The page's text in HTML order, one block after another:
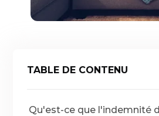
TABLE DE CONTENU
Qu'est-ce que l'indemnité